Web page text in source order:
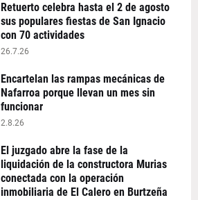
Retuerto celebra hasta el 2 de agosto
sus populares fiestas de San Ignacio
con 70 actividades
26.7.26
Encartelan las rampas mecánicas de
Nafarroa porque llevan un mes sin
funcionar
2.8.26
El juzgado abre la fase de la
liquidación de la constructora Murias
conectada con la operación
inmobiliaria de El Calero en Burtzeña